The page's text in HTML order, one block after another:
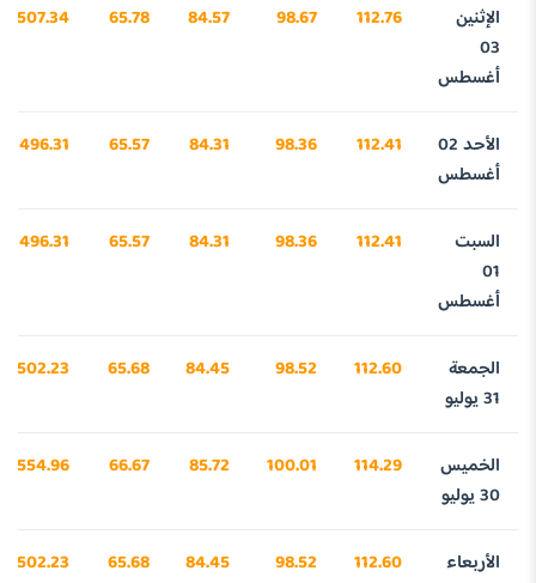
الإثنين
03
أغسطس
112.76
98.67
84.57
65.78
3507.34
الأحد 02
أغسطس
112.41
98.36
84.31
65.57
3496.31
السبت
01
أغسطس
112.41
98.36
84.31
65.57
3496.31
الجمعة
31 يوليو
112.60
98.52
84.45
65.68
3502.23
الخميس
30 يوليو
114.29
100.01
85.72
66.67
3554.96
الأربعاء
112.60
98.52
84.45
65.68
3502.23